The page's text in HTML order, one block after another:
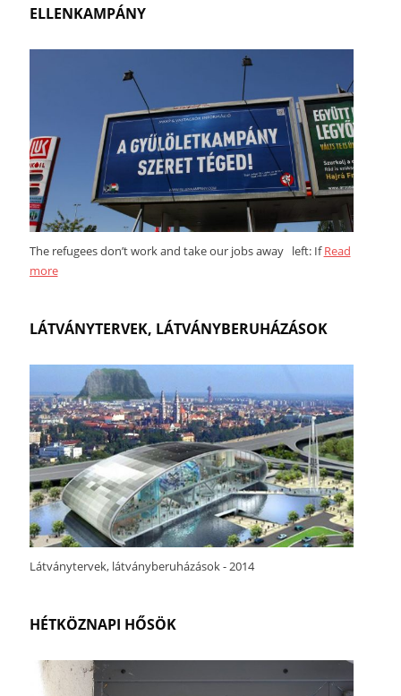
ELLENKAMPÁNY
The refugees don’t work and take our jobs away left: IfRead
more
LÁTVÁNYTERVEK, LÁTVÁNYBERUHÁZÁSOK
Látványtervek, látványberuházások - 2014
HÉTKÖZNAPI HŐSÖK